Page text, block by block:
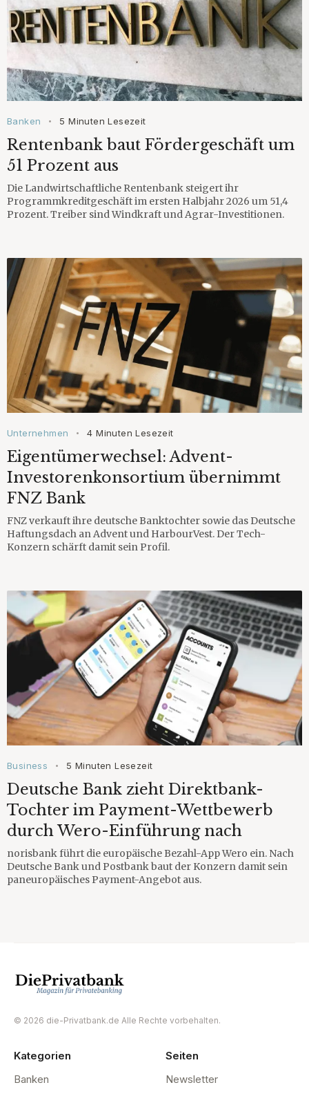
Banken • 5 Minuten Lesezeit
Rentenbank baut Fördergeschäft um
51 Prozent aus
Die Landwirtschaftliche Rentenbank steigert ihr
Programmkreditgeschäft im ersten Halbjahr 2026 um 51,4
Prozent. Treiber sind Windkraft und Agrar-Investitionen.
Unternehmen • 4 Minuten Lesezeit
Eigentümerwechsel: Advent-
Investorenkonsortium übernimmt
FNZ Bank
FNZ verkauft ihre deutsche Banktochter sowie das Deutsche
Haftungsdach an Advent und HarbourVest. Der Tech-
Konzern schärft damit sein Profil.
Business • 5 Minuten Lesezeit
Deutsche Bank zieht Direktbank-
Tochter im Payment-Wettbewerb
durch Wero-Einführung nach
norisbank führt die europäische Bezahl-App Wero ein. Nach
Deutsche Bank und Postbank baut der Konzern damit sein
paneuropäisches Payment-Angebot aus.
© 2026 die-Privatbank.de Alle Rechte vorbehalten.
Kategorien
Banken
Seiten
Newsletter